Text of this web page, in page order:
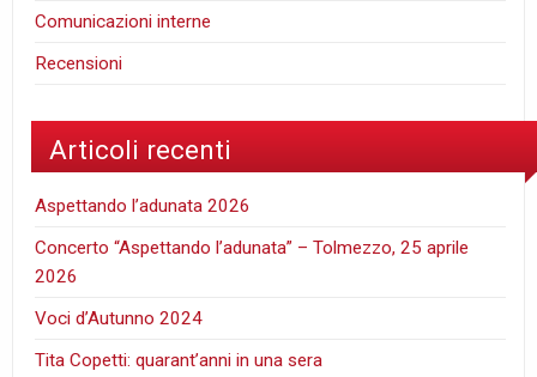
Comunicazioni interne
Recensioni
Articoli recenti
Aspettando l’adunata 2026
Concerto “Aspettando l’adunata” – Tolmezzo, 25 aprile
2026
Voci d’Autunno 2024
Tita Copetti: quarant’anni in una sera